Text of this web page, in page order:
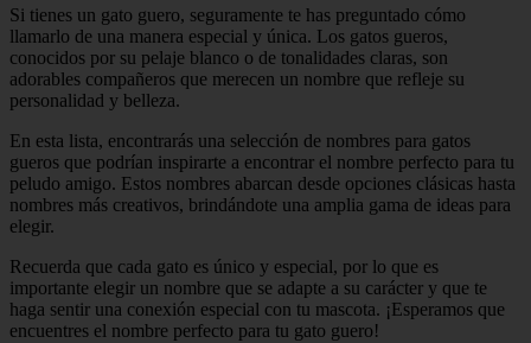
Si tienes un gato guero, seguramente te has preguntado cómo
llamarlo de una manera especial y única. Los gatos gueros,
conocidos por su pelaje blanco o de tonalidades claras, son
adorables compañeros que merecen un nombre que refleje su
personalidad y belleza.
En esta lista, encontrarás una selección de nombres para gatos
gueros que podrían inspirarte a encontrar el nombre perfecto para tu
peludo amigo. Estos nombres abarcan desde opciones clásicas hasta
nombres más creativos, brindándote una amplia gama de ideas para
elegir.
Recuerda que cada gato es único y especial, por lo que es
importante elegir un nombre que se adapte a su carácter y que te
haga sentir una conexión especial con tu mascota. ¡Esperamos que
encuentres el nombre perfecto para tu gato guero!